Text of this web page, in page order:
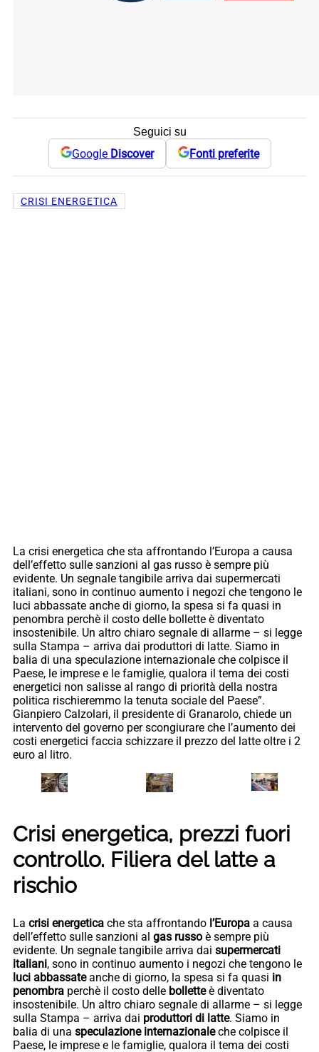
Seguici su
Google Discover Fonti preferite
CRISI ENERGETICA
La crisi energetica che sta affrontando l’Europa a causa
dell’effetto sulle sanzioni al gas russo è sempre più
evidente. Un segnale tangibile arriva dai supermercati
italiani, sono in continuo aumento i negozi che tengono le
luci abbassate anche di giorno, la spesa si fa quasi in
penombra perchè il costo delle bollette è diventato
insostenibile. Un altro chiaro segnale di allarme – si legge
sulla Stampa – arriva dai produttori di latte. Siamo in
balia di una speculazione internazionale che colpisce il
Paese, le imprese e le famiglie, qualora il tema dei costi
energetici non salisse al rango di priorità della nostra
politica rischieremmo la tenuta sociale del Paese”.
Gianpiero Calzolari, il presidente di Granarolo, chiede un
intervento del governo per scongiurare che l’aumento dei
costi energetici faccia schizzare il prezzo del latte oltre i 2
euro al litro.
Crisi energetica, prezzi fuori
controllo. Filiera del latte a
rischio
La crisi energetica che sta affrontando l’Europa a causa
dell’effetto sulle sanzioni al gas russo è sempre più
evidente. Un segnale tangibile arriva dai supermercati
italiani, sono in continuo aumento i negozi che tengono le
luci abbassateanche di giorno, la spesa si fa quasi in
penombra perchè il costo delle bolletteè diventato
insostenibile. Un altro chiaro segnale di allarme – si legge
sulla Stampa – arriva dai produttori di latte. Siamo in
balia di una speculazione internazionaleche colpisce il
Paese, le imprese e le famiglie, qualora il tema dei costi